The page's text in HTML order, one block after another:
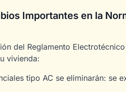
Importantes en la
del Reglamento
vivienda:
tipo AC se eliminarán: se